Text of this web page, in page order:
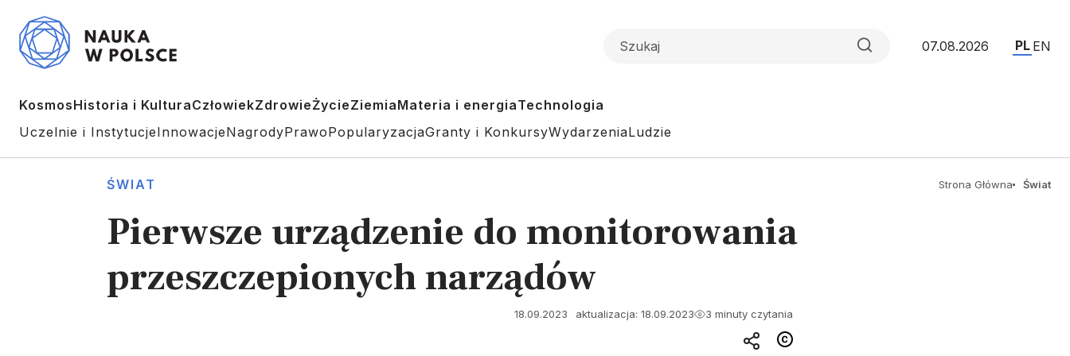
07.08.2026 PL EN
KosmosHistoria i KulturaCzłowiekZdrowieŻycieZiemiaMateria i energiaTechnologia
Uczelnie i InstytucjeInnowacjeNagrodyPrawoPopularyzacjaGranty i KonkursyWydarzeniaLudzie
ŚWIAT Strona Główna Świat
Pierwsze urządzenie do monitorowania
przeszczepionych narządów
18.09.2023 aktualizacja: 18.09.2023 3 minuty czytania